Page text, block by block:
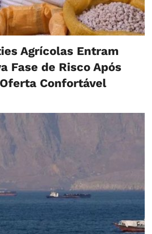
Agrícolas Entram
Fase de Risco Após
Confortável